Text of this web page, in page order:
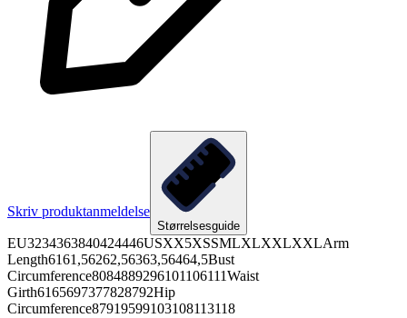
Skriv produktanmeldelse
Størrelsesguide
EU3234363840424446USXX5XSSMLXLXXLXXLArm
Length6161,56262,56363,56464,5Bust
Circumference8084889296101106111Waist
Girth6165697377828792Hip
Circumference87919599103108113118